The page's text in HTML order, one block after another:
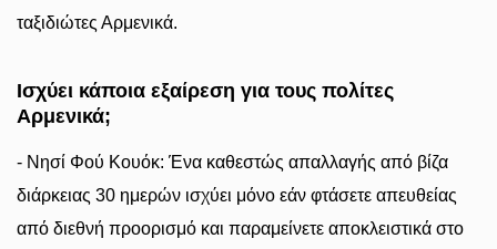
ταξιδιώτες Αρμενικά.
Ισχύει κάποια εξαίρεση για τους πολίτες
Αρμενικά;
- Νησί Φού Κουόκ: Ένα καθεστώς απαλλαγής από βίζα
διάρκειας 30 ημερών ισχύει μόνο εάν φτάσετε απευθείας
από διεθνή προορισμό και παραμείνετε αποκλειστικά στο